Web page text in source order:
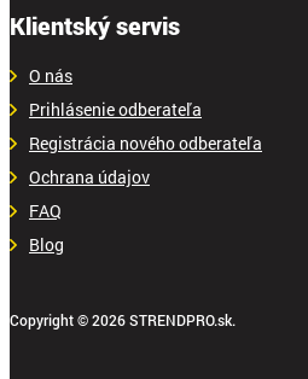
Klientský servis
O nás
Prihlásenie odberateľa
Registrácia nového odberateľa
Ochrana údajov
FAQ
Blog
Copyright © 2026 STRENDPRO.sk.